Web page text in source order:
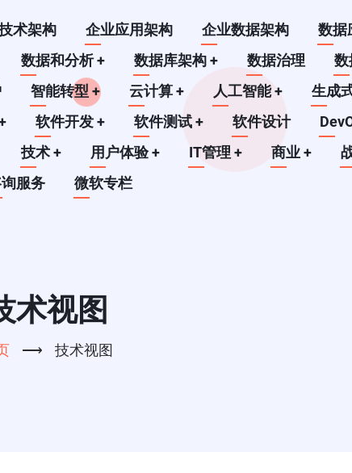
术架构 企业应用架构 企业数据架构 数据
数据和分析+ 数据库架构+ 数据治理
智能转型+ 云计算+ 人工智能+ 生成
软件开发+ 软件测试+ 软件设计
技术+ 用户体验+ IT管理+ 商业+
服务 微软专栏
术视图
⟶ 技术视图